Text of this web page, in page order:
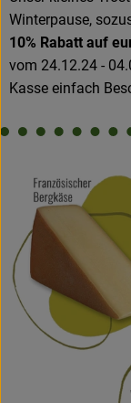
Winterpause,
10% Rabatt auf
vom 24.12.24 -
Kasse einfach